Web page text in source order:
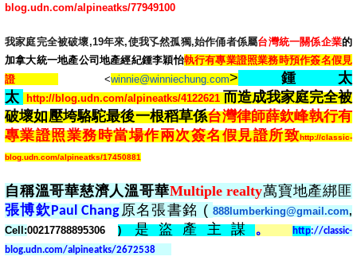
blog.udn.com/alpineatks/77949100
我家庭完全被破壞,19年來,使我孓然孤獨,始作俑者係屬台灣統一關係企業的
加拿大統一地產公司地產經紀鍾李穎怡執行有專業證照業務時預作簽名假見
證
<winnie@winniechung.com> 鍾太
太 http://blog.udn.com/alpineatks/4122621 而造成我家庭完全被
破壞如壓垮駱駝最後一根稻草係台灣律師薛欽峰執行有
專業證照業務時當場作兩次簽名假見證所致http://classic-
blog.udn.com/alpineatks/17450881
自稱溫哥華慈濟人溫哥華Multiple realty萬寶地產綁匪
張博欽 Paul Chang 原名張書銘 (888lumberking@gmail.com,
Cell:00217788895306) 是盜產主謀。 http://classic-
blog.udn.com/alpineatks/2672538